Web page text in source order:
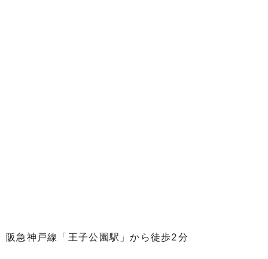
阪急神戸線「王子公園駅」から徒歩2分